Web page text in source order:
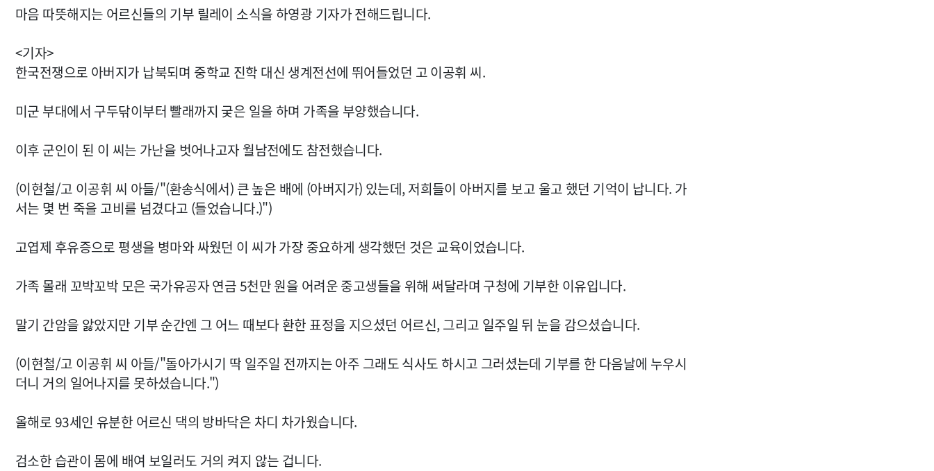
마음 따뜻해지는 어르신들의 기부 릴레이 소식을 하영광 기자가 전해드립니다.
<기자>
한국전쟁으로 아버지가 납북되며 중학교 진학 대신 생계전선에 뛰어들었던 고 이공휘 씨.
미군 부대에서 구두닦이부터 빨래까지 궂은 일을 하며 가족을 부양했습니다.
이후 군인이 된 이 씨는 가난을 벗어나고자 월남전에도 참전했습니다.
(이현철/고 이공휘 씨 아들/"(환송식에서) 큰 높은 배에 (아버지가) 있는데, 저희들이 아버지를 보고 울고 했던 기억이 납니다. 가
서는 몇 번 죽을 고비를 넘겼다고 (들었습니다.)")
고엽제 후유증으로 평생을 병마와 싸웠던 이 씨가 가장 중요하게 생각했던 것은 교육이었습니다.
가족 몰래 꼬박꼬박 모은 국가유공자 연금 5천만 원을 어려운 중고생들을 위해 써달라며 구청에 기부한 이유입니다.
말기 간암을 앓았지만 기부 순간엔 그 어느 때보다 환한 표정을 지으셨던 어르신, 그리고 일주일 뒤 눈을 감으셨습니다.
(이현철/고 이공휘 씨 아들/"돌아가시기 딱 일주일 전까지는 아주 그래도 식사도 하시고 그러셨는데 기부를 한 다음날에 누우시
더니 거의 일어나지를 못하셨습니다.")
올해로 93세인 유분한 어르신 댁의 방바닥은 차디 차가웠습니다.
검소한 습관이 몸에 배여 보일러도 거의 켜지 않는 겁니다.